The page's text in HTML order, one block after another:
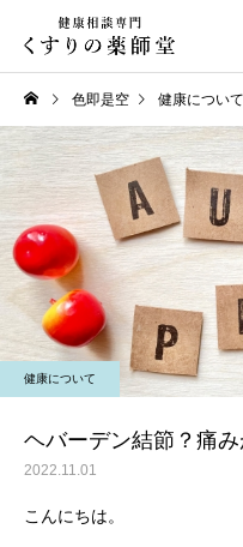
日常のこと
熊本県代表有明高校
突破おめでとう！
色即是空 健康について
健康について
ヘバーデン結節？痛み
2022.11.01
こんにちは。